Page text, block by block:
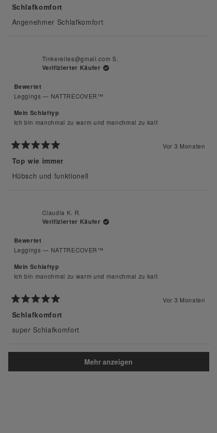
5
von
5
Sternen
Schlafkomfort
Angenehmer Schlafkomfort
Tinkerelles@gmail.com S.
Verifizierter Käufer
Bewertet
Leggings — NATTRECOVER™
Mein Schlaftyp
Ich bin manchmal zu warm und manchmal zu kalt
Mit
5
von
5
Sternen
Vor 3 Monaten
Top wie immer
Hübsch und funktionell
Claudia K. R.
Verifizierter Käufer
Bewertet
Leggings — NATTRECOVER™
Mein Schlaftyp
Ich bin manchmal zu warm und manchmal zu kalt
Mit
5
von
5
Sternen
Vor 3 Monaten
Schlafkomfort
super Schlafkomfort
Wird geladen...
Mehr anzeigen